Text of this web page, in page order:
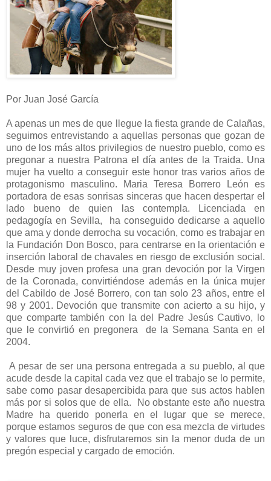
Por Juan José García
A apenas un mes de que llegue la fiesta grande de Calañas,
seguimos entrevistando a aquellas personas que gozan de
uno de los más altos privilegios de nuestro pueblo, como es
pregonar a nuestra Patrona el día antes de la Traida. Una
mujer ha vuelto a conseguir este honor tras varios años de
protagonismo masculino. Maria Teresa Borrero León es
portadora de esas sonrisas sinceras que hacen despertar el
lado bueno de quien las contempla. Licenciada en
pedagogía en Sevilla, ha conseguido dedicarse a aquello
que ama y donde derrocha su vocación, como es trabajar en
la Fundación Don Bosco, para centrarse en la orientación e
inserción laboral de chavales en riesgo de exclusión social.
Desde muy joven profesa una gran devoción por la Virgen
de la Coronada, convirtiéndose además en la única mujer
del Cabildo de José Borrero, con tan solo 23 años, entre el
98 y 2001. Devoción que transmite con acierto a su hijo, y
que comparte también con la del Padre Jesús Cautivo, lo
que le convirtió en pregonera de la Semana Santa en el
2004.
A pesar de ser una persona entregada a su pueblo, al que
acude desde la capital cada vez que el trabajo se lo permite,
sabe como pasar desapercibida para que sus actos hablen
más por si solos que de ella. No obstante este año nuestra
Madre ha querido ponerla en el lugar que se merece,
porque estamos seguros de que con esa mezcla de virtudes
y valores que luce, disfrutaremos sin la menor duda de un
pregón especial y cargado de emoción.